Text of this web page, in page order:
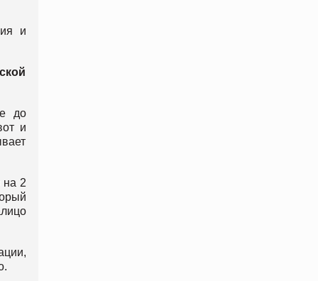
и
до
и
на 2